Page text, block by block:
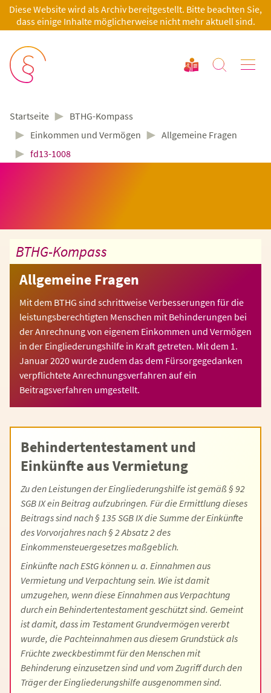
Diese Website wird als Archiv bereitgestellt. Bitte beachten Sie,
dass einige Inhalte möglicherweise nicht mehr aktuell sind.
Startseite ► BTHG-Kompass
► Einkommen und Vermögen ► Allgemeine Fragen
► fd13-1008
BTHG-Kompass
Allgemeine Fragen
Mit dem BTHG sind schrittweise Verbesserungen für die
leistungsberechtigten Menschen mit Behinderungen bei
der Anrechnung von eigenem Einkommen und Vermögen
in der Eingliederungshilfe in Kraft getreten. Mit dem 1.
Januar 2020 wurde zudem das dem Fürsorgegedanken
verpflichtete Anrechnungsverfahren auf ein
Beitragsverfahren umgestellt.
Behindertentestament und
Einkünfte aus Vermietung
Zu den Leistungen der Eingliederungshilfe ist gemäß § 92
SGB IX ein Beitrag aufzubringen. Für die Ermittlung dieses
Beitrags sind nach § 135 SGB IX die Summe der Einkünfte
des Vorvorjahres nach § 2 Absatz 2 des
Einkommensteuergesetzes maßgeblich.
Einkünfte nach EStG können u. a. Einnahmen aus
Vermietung und Verpachtung sein. Wie ist damit
umzugehen, wenn diese Einnahmen aus Verpachtung
durch ein Behindertentestament geschützt sind. Gemeint
ist damit, dass im Testament Grundvermögen vererbt
wurde, die Pachteinnahmen aus diesem Grundstück als
Früchte zweckbestimmt für den Menschen mit
Behinderung einzusetzen sind und vom Zugriff durch den
Träger der Eingliederungshilfe ausgenommen sind.